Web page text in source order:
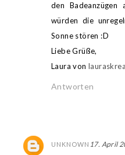
den Badeanzügen
würden die
Sonne stören :D
Liebe Grüße,
Laura von
Antworten
UNKNOWN 17. April